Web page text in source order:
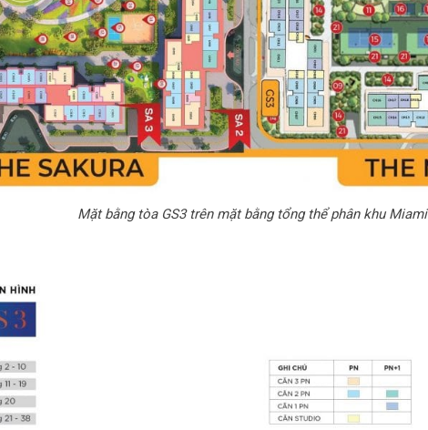
Mặt bằng tòa GS3 trên mặt bằng tổng thể phân khu Miami